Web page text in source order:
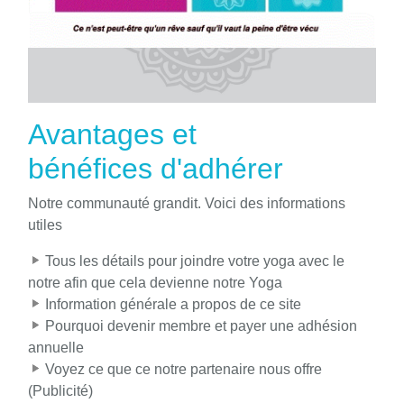
Avantages et
bénéfices d'adhérer
Notre communauté grandit. Voici des informations
utiles
Tous les détails pour joindre votre yoga avec le
notre afin que cela devienne notre Yoga
Information générale a propos de ce site
Pourquoi devenir membre et payer une adhésion
annuelle
Voyez ce que ce notre partenaire nous offre
(Publicité)